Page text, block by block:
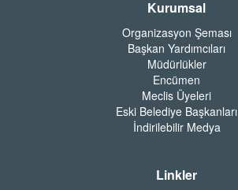
Kurumsal
Organizasyon Şeması
Başkan Yardımcıları
Müdürlükler
Encümen
Meclis Üyeleri
Eski Belediye Başkanları
İndirilebilir Medya
Linkler